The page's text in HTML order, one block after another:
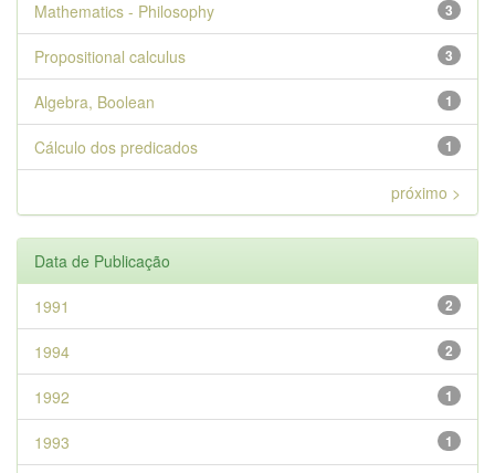
3
Mathematics - Philosophy
3
Propositional calculus
1
Algebra, Boolean
1
Cálculo dos predicados
próximo >
Data de Publicação
2
1991
2
1994
1
1992
1
1993